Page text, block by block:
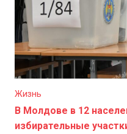
Жизнь
В Молдове в 12
избирательные